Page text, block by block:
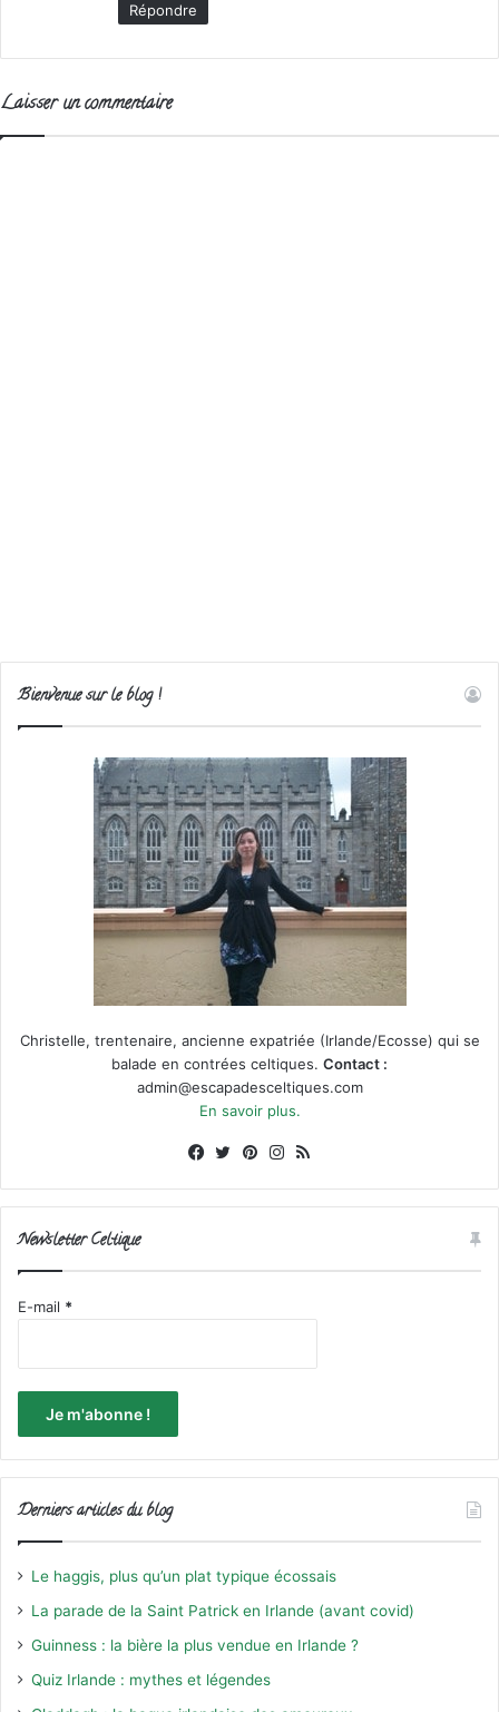
Répondre
Laisser un commentaire
Bienvenue sur le blog !
Christelle, trentenaire, ancienne expatriée (Irlande/Ecosse) qui se
balade en contrées celtiques. Contact :
admin@escapadesceltiques.com
En savoir plus.
Facebook
X PinterestInstagram
Newsletter Celtique
E-mail *
Derniers articles du blog
Le haggis, plus qu’un plat typique écossais
La parade de la Saint Patrick en Irlande (avant covid)
Guinness : la bière la plus vendue en Irlande ?
Quiz Irlande : mythes et légendes